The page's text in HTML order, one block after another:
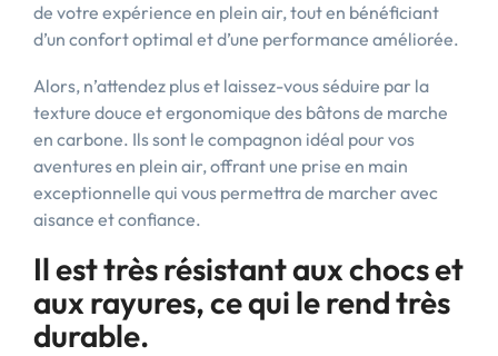
de votre expérience en plein air, tout en bénéficiant
d’un confort optimal et d’une performance améliorée.
Alors, n’attendez plus et laissez-vous séduire par la
texture douce et ergonomique des bâtons de marche
en carbone. Ils sont le compagnon idéal pour vos
aventures en plein air, offrant une prise en main
exceptionnelle qui vous permettra de marcher avec
aisance et confiance.
Il est très résistant aux chocs et
aux rayures, ce qui le rend très
durable.